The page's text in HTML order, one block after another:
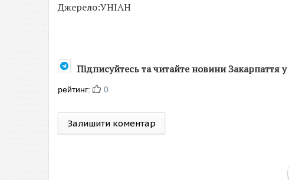
Джерело:УНІАН
Підписуйтесь та читайте новини Закарпаття
рейтинг: 0
Залишити коментар